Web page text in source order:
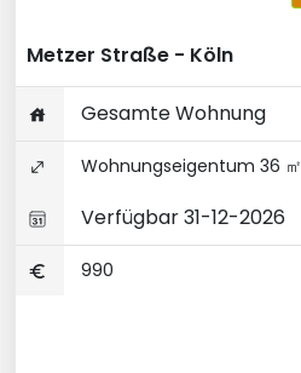
Metzer Straße - Köln
Gesamte Wohnung
Wohnungseigentum 36 ㎡
Verfügbar 31-12-2026
990